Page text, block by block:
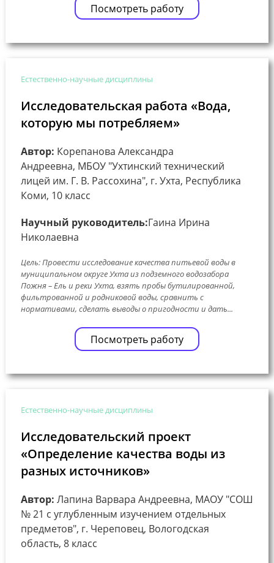
Посмотреть работу
Естественно-научные дисциплины
Исследовательская работа «Вода,
которую мы потребляем»
Автор: Корепанова Александра
Андреевна, МБОУ "Ухтинский технический
лицей им. Г. В. Рассохина", г. Ухта, Республика
Коми, 10 класс
Научный руководитель:Гаина Ирина
Николаевна
Цель: Провести исследование качества питьевой воды в
муниципальном округе Ухта из подземного водозабора
Пожня – Ель и реки Ухта, взять пробы бутилированной,
фильтрованной и родниковой воды, сравнить с
нормативами, сделать выводы о пригодности и дать...
Посмотреть работу
Естественно-научные дисциплины
Исследовательский проект
«Определение качества воды из
разных источников»
Автор: Лапина Варвара Андреевна, МАОУ "СОШ
№ 21 с углубленным изучением отдельных
предметов", г. Череповец, Вологодская
область, 8 класс